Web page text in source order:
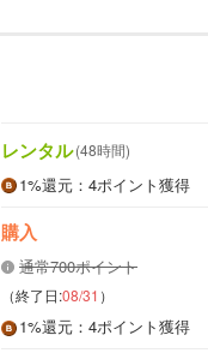
レンタル(48時間)
1%還元 ：4ポイント獲得
購入
通常700ポイント
（終了日:08/31 ）
1%還元 ：4ポイント獲得